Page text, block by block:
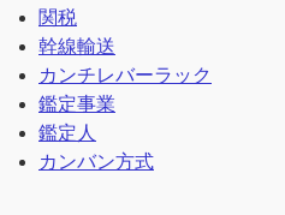
関税
幹線輸送
カンチレバーラック
鑑定事業
鑑定人
カンバン方式